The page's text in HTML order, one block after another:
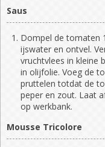
Saus
Dompel de tomaten
ijswater en ontvel.
vruchtvlees in kleine
in olijfolie. Voeg de
pruttelen totdat de
peper en zout. Laat
op werkbank.
Mousse Tricolore